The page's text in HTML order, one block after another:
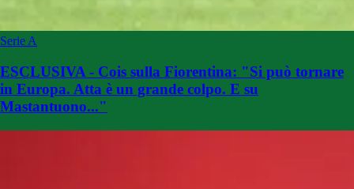
Serie A
ESCLUSIVA - Cois sulla Fiorentina: "Si può tornare
in Europa. Atta è un grande colpo. E su
Mastantuono..."